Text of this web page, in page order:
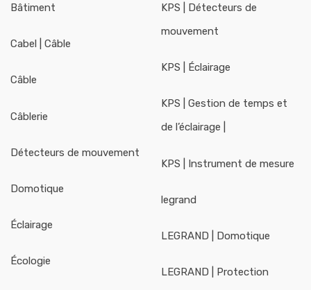
Bâtiment
Cabel | Câble
Câble
Câblerie
Détecteurs de mouvement
Domotique
Éclairage
Écologie
KPS | Détecteurs de
mouvement
KPS | Éclairage
KPS | Gestion de temps et
de l’éclairage |
KPS | Instrument de mesure
legrand
LEGRAND | Domotique
LEGRAND | Protection